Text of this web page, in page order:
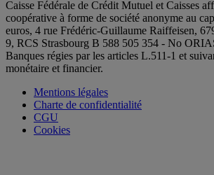
Caisse Fédérale de Crédit Mutuel et Caisses
coopérative à forme de société anonyme au
euros, 4 rue Frédéric-Guillaume Raiffeisen,
9, RCS Strasbourg B 588 505 354 - No
Banques régies par les articles L.511-1 et
monétaire et financier.
Mentions légales
Charte de confidentialité
CGU
Cookies